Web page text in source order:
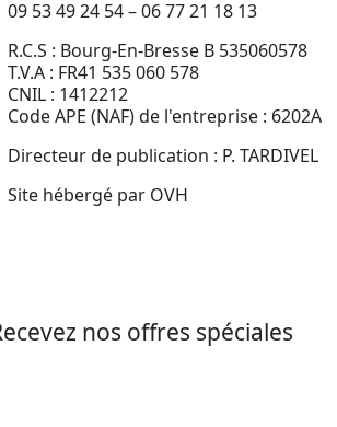
09 53 49 24 54 – 06 77 21 18 13
R.C.S : Bourg-En-Bresse B 535060578
T.V.A : FR41 535 060 578
CNIL : 1412212
Code APE (NAF) de l'entreprise : 6202A
Directeur de publication : P. TARDIVEL
Site hébergé par OVH
nos offres spéciales